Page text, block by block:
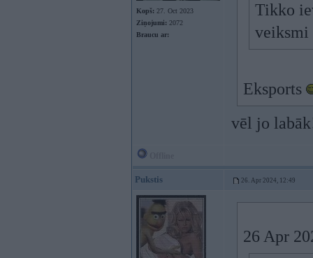
Kopš: 27. Oct 2023
Ziņojumi: 2072
Braucu ar:
Tikko
veiksmi
Eksports
vēl jo
Pukstis 26. Apr 2024, 12:49
26 Apr